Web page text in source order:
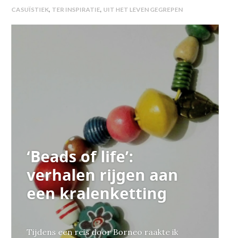
CASUÏSTIEK, TER INSPIRATIE, UIT HET LEVEN GEGREPEN
‘Beads of life’:
verhalen rijgen aan
een kralenketting
Tijdens een reis door Borneo raakte ik